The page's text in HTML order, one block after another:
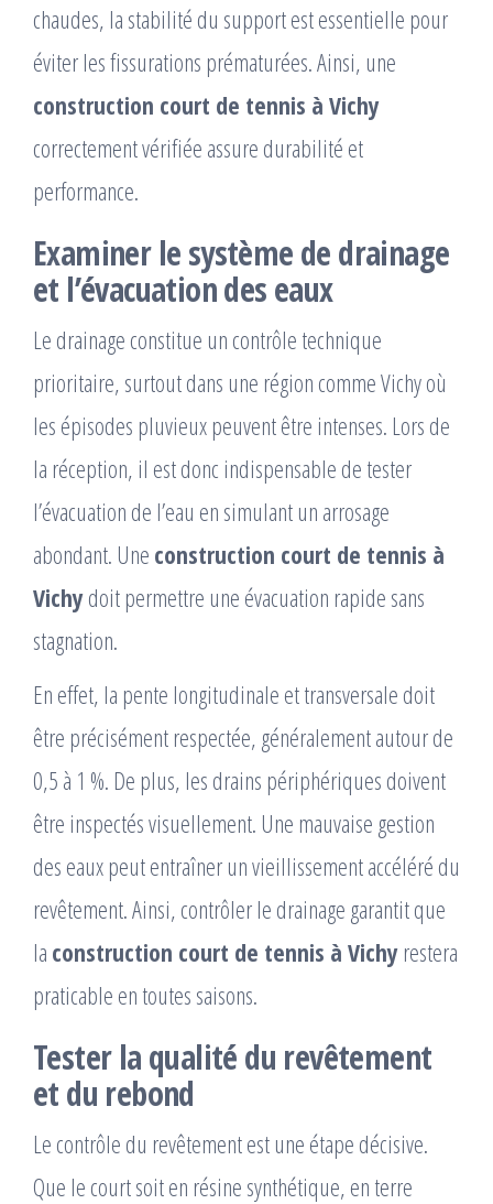
chaudes, la stabilité du support est essentielle pour
éviter les fissurations prématurées. Ainsi, une
construction court de tennis à Vichy
correctement vérifiée assure durabilité et
performance.
Examiner le système de drainage
et l’évacuation des eaux
Le drainage constitue un contrôle technique
prioritaire, surtout dans une région comme Vichy où
les épisodes pluvieux peuvent être intenses. Lors de
la réception, il est donc indispensable de tester
l’évacuation de l’eau en simulant un arrosage
abondant. Une construction court de tennis à
Vichydoit permettre une évacuation rapide sans
stagnation.
En effet, la pente longitudinale et transversale doit
être précisément respectée, généralement autour de
0,5 à 1 %. De plus, les drains périphériques doivent
être inspectés visuellement. Une mauvaise gestion
des eaux peut entraîner un vieillissement accéléré du
revêtement. Ainsi, contrôler le drainage garantit que
la construction court de tennis à Vichy restera
praticable en toutes saisons.
Tester la qualité du revêtement
et du rebond
Le contrôle du revêtement est une étape décisive.
Que le court soit en résine synthétique, en terre